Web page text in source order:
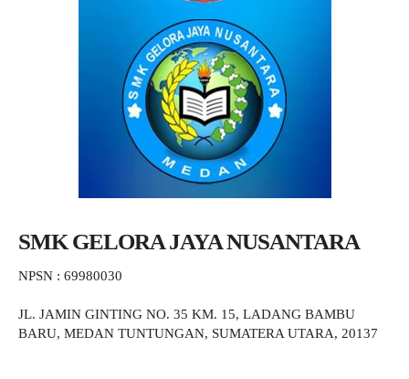
SMK GELORA JAYA NUSANTARA
NPSN : 69980030
JL. JAMIN GINTING NO. 35 KM. 15, LADANG BAMBU
BARU, MEDAN TUNTUNGAN, SUMATERA UTARA, 20137